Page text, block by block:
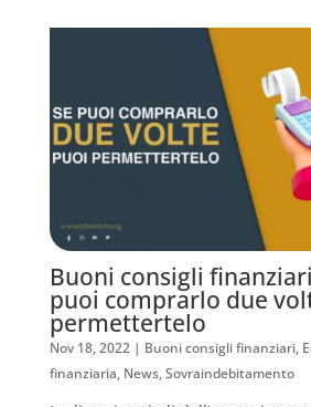
Buoni consigli
puoi comprarlo due
permettertelo
Nov 18, 2022| Buoni consigli finanziari,
finanziaria, News,Sovraindebitamento